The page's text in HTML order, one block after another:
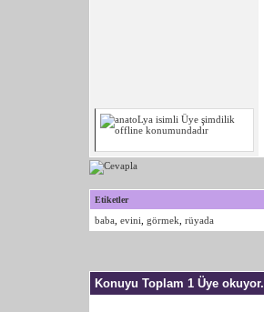
Etiketler
baba evini görmek rüyada
Konuyu Toplam 1 Üye okuyor.